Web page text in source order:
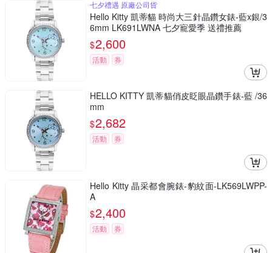
七夕禮遇 原廠公司貨
Hello Kitty 凱蒂貓 時尚大三針晶鑽女錶-藍x銀/3
6mm LK691LWNA 七夕寵愛季 送禮推薦
$2,600
活動 券
HELLO KITTY 凱蒂貓俏皮眨眼晶鑽手錶-藍 /36
mm
$2,682
活動 券
Hello Kitty 晶采都會腕錶-豹紋面-LK569LWPP-
A
$2,400
活動 券